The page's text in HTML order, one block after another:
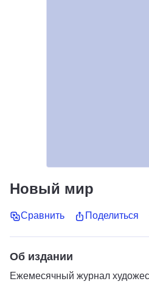
Новый мир
Сравнить Поделиться
Об издании
Ежемесячный журнал